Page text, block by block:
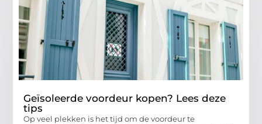
Geïsoleerde voordeur kopen? Lees deze
tips
Op veel plekken is het tijd om de voordeur te